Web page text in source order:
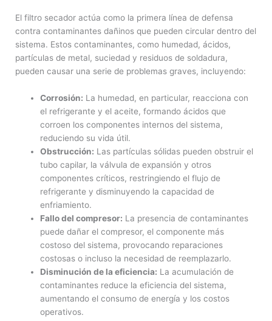
El filtro secador actúa como la primera línea de defensa
contra contaminantes dañinos que pueden circular dentro del
sistema. Estos contaminantes, como humedad, ácidos,
partículas de metal, suciedad y residuos de soldadura,
pueden causar una serie de problemas graves, incluyendo:
Corrosión: La humedad, en particular, reacciona con
el refrigerante y el aceite, formando ácidos que
corroen los componentes internos del sistema,
reduciendo su vida útil.
Obstrucción: Las partículas sólidas pueden obstruir el
tubo capilar, la válvula de expansión y otros
componentes críticos, restringiendo el flujo de
refrigerante y disminuyendo la capacidad de
enfriamiento.
Fallo del compresor: La presencia de contaminantes
puede dañar el compresor, el componente más
costoso del sistema, provocando reparaciones
costosas o incluso la necesidad de reemplazarlo.
Disminución de la eficiencia: La acumulación de
contaminantes reduce la eficiencia del sistema,
aumentando el consumo de energía y los costos
operativos.